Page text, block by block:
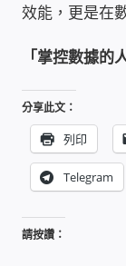
監視器 信
監視器
監控健檢‧
效能，更是在
「掌控數據的
分享此文：
列印
Telegram
請按讚：